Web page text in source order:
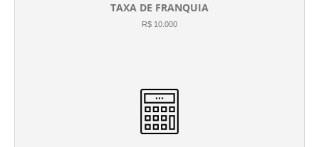
TAXA DE FRANQUIA
R$ 10.000